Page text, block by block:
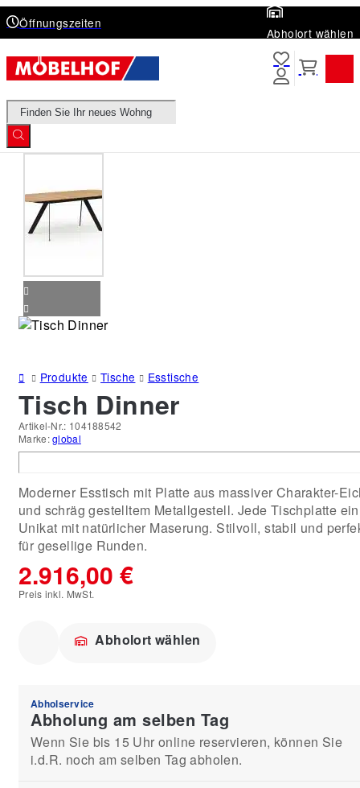
Öffnungszeiten
Abholort wählen
Products
search
Produkte Tische Esstische
Tisch Dinner
Artikel-Nr.: 104188542
Marke:global
Moderner Esstisch mit Platte aus massiver Charakter-
und schräg gestelltem Metallgestell. Jede Tischplatte ein
Unikat mit natürlicher Maserung. Stilvoll, stabil und
für gesellige Runden.
2.916,00 €
Preis inkl. MwSt.
Abholort wählen
Abholservice
Abholung am selben Tag
Wenn Sie bis 15 Uhr online reservieren, können Sie
i.d.R. noch am selben Tag abholen.